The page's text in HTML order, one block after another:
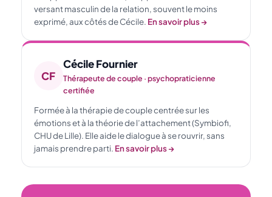
versant masculin de la relation, souvent le moins
exprimé, aux côtés de Cécile. En savoir plus →
CF
Cécile Fournier
Thérapeute de couple · psychopraticienne
certifiée
Formée à la thérapie de couple centrée sur les
émotions et à la théorie de l’attachement (Symbiofi,
CHU de Lille). Elle aide le dialogue à se rouvrir, sans
jamais prendre parti. En savoir plus →